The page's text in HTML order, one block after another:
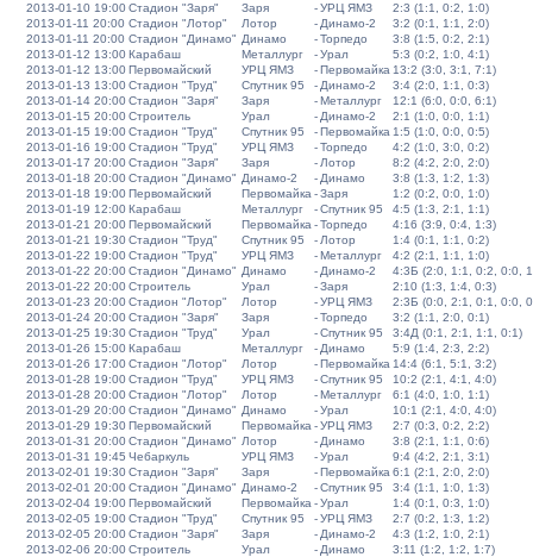
2013-01-10 19:00Стадион "Заря" Заря -УРЦ ЯМЗ
2:3 (1:1, 0:2, 1:0)
2013-01-11 20:00 Стадион "Лотор" Лотор - Динамо-2
3:2 (0:1, 1:1, 2:0)
2013-01-11 20:00 Стадион "Динамо" Динамо -Торпедо
3:8 (1:5, 0:2, 2:1)
2013-01-12 13:00Карабаш Металлург -Урал
5:3 (0:2, 1:0, 4:1)
2013-01-12 13:00Первомайский УРЦ ЯМЗ -Первомайка 13:2 (3:0, 3:1, 7:1)
2013-01-13 13:00Стадион "Труд" Спутник 95 - Динамо-2
3:4 (2:0, 1:1, 0:3)
2013-01-14 20:00Стадион "Заря" Заря -Металлург
12:1 (6:0, 0:0, 6:1)
2013-01-15 20:00Строитель Урал - Динамо-2
2:1 (1:0, 0:0, 1:1)
2013-01-15 19:00Стадион "Труд" Спутник 95 -Первомайка 1:5 (1:0, 0:0, 0:5)
2013-01-16 19:00Стадион "Труд" УРЦ ЯМЗ -Торпедо
4:2 (1:0, 3:0, 0:2)
2013-01-17 20:00Стадион "Заря" Заря - Лотор
8:2 (4:2, 2:0, 2:0)
2013-01-18 20:00Стадион "Динамо" Динамо-2 - Динамо
3:8 (1:3, 1:2, 1:3)
2013-01-18 19:00Первомайский Первомайка -Заря
1:2 (0:2, 0:0, 1:0)
2013-01-19 12:00Карабаш Металлург -Спутник 95
4:5 (1:3, 2:1, 1:1)
2013-01-21 20:00Первомайский Первомайка -Торпедо
4:16 (3:9, 0:4, 1:3)
2013-01-21 19:30Стадион "Труд" Спутник 95 - Лотор
1:4 (0:1, 1:1, 0:2)
2013-01-22 19:00Стадион "Труд" УРЦ ЯМЗ -Металлург
4:2 (2:1, 1:1, 1:0)
2013-01-22 20:00Стадион "Динамо" Динамо - Динамо-2
4:3Б (2:0, 1:1, 0:2, 0:0,
2013-01-22 20:00Строитель Урал -Заря
2:10 (1:3, 1:4, 0:3)
2013-01-23 20:00Стадион "Лотор" Лотор -УРЦ ЯМЗ
2:3Б (0:0, 2:1, 0:1, 0:0,
2013-01-24 20:00Стадион "Заря" Заря -Торпедо
3:2 (1:1, 2:0, 0:1)
2013-01-25 19:30Стадион "Труд" Урал -Спутник 95
3:4Д (0:1, 2:1, 1:1, 0:1)
2013-01-26 15:00Карабаш Металлург - Динамо
5:9 (1:4, 2:3, 2:2)
2013-01-26 17:00Стадион "Лотор" Лотор -Первомайка 14:4 (6:1, 5:1, 3:2)
2013-01-28 19:00Стадион "Труд" УРЦ ЯМЗ -Спутник 95
10:2 (2:1, 4:1, 4:0)
2013-01-28 20:00Стадион "Лотор" Лотор -Металлург
6:1 (4:0, 1:0, 1:1)
2013-01-29 20:00Стадион "Динамо" Динамо -Урал
10:1 (2:1, 4:0, 4:0)
2013-01-29 19:30Первомайский Первомайка -УРЦ ЯМЗ
2:7 (0:3, 0:2, 2:2)
2013-01-31 20:00Стадион "Динамо" Лотор - Динамо
3:8 (2:1, 1:1, 0:6)
2013-01-31 19:45 Чебаркуль УРЦ ЯМЗ -Урал
9:4 (4:2, 2:1, 3:1)
2013-02-01 19:30Стадион "Заря" Заря -Первомайка 6:1 (2:1, 2:0, 2:0)
2013-02-01 20:00Стадион "Динамо" Динамо-2 -Спутник 95
3:4 (1:1, 1:0, 1:3)
2013-02-04 19:00Первомайский Первомайка -Урал
1:4 (0:1, 0:3, 1:0)
2013-02-05 19:00Стадион "Труд" Спутник 95 -УРЦ ЯМЗ
2:7 (0:2, 1:3, 1:2)
2013-02-05 20:00Стадион "Заря" Заря - Динамо-2
4:3 (1:2, 1:0, 2:1)
2013-02-06 20:00Строитель Урал - Динамо
3:11 (1:2, 1:2, 1:7)